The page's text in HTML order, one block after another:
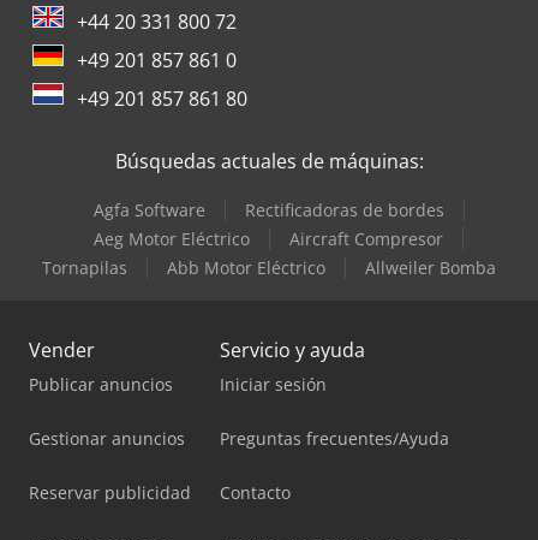
+44 20 331 800 72
+49 201 857 861 0
+49 201 857 861 80
Búsquedas actuales de máquinas:
Agfa Software
Rectificadoras de bordes
Aeg Motor Eléctrico
Aircraft Compresor
Tornapilas
Abb Motor Eléctrico Allweiler Bomba
Vender
Publicar anuncios
Gestionar anuncios
Reservar publicidad
Servicio y ayuda
Iniciar sesión
Preguntas frecuentes/Ayuda
Contacto